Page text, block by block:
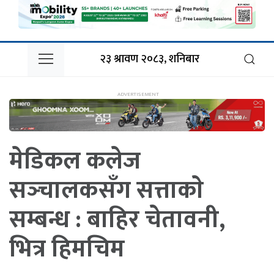
२३ श्रावण २०८३, शनिबार
मेडिकल कलेज
सञ्‍चालकसँग सत्ताकाे
सम्बन्ध : बाहिर चेतावनी,
भित्र हिमचिम